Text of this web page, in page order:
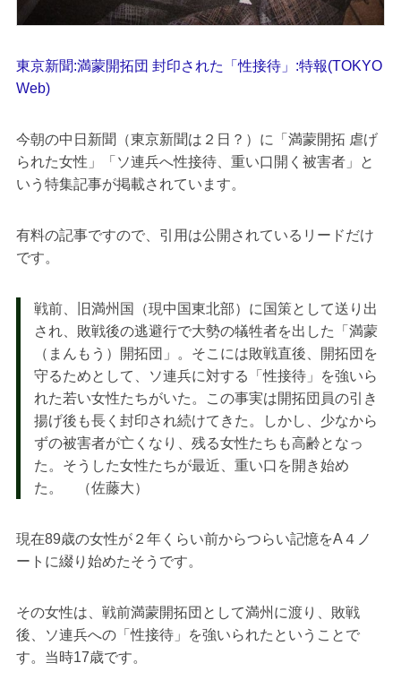
東京新聞:満蒙開拓団 封印された「性接待」:特報(TOKYO
Web)
今朝の中日新聞（東京新聞は２日？）に「満蒙開拓 虐げ
られた女性」「ソ連兵へ性接待、重い口開く被害者」と
いう特集記事が掲載されています。
有料の記事ですので、引用は公開されているリードだけ
です。
戦前、旧満州国（現中国東北部）に国策として送り出
され、敗戦後の逃避行で大勢の犠牲者を出した「満蒙
（まんもう）開拓団」。そこには敗戦直後、開拓団を
守るためとして、ソ連兵に対する「性接待」を強いら
れた若い女性たちがいた。この事実は開拓団員の引き
揚げ後も長く封印され続けてきた。しかし、少なから
ずの被害者が亡くなり、残る女性たちも高齢となっ
た。そうした女性たちが最近、重い口を開き始め
た。 （佐藤大）
現在89歳の女性が２年くらい前からつらい記憶をA４ノ
ートに綴り始めたそうです。
その女性は、戦前満蒙開拓団として満州に渡り、敗戦
後、ソ連兵への「性接待」を強いられたということで
す。当時17歳です。